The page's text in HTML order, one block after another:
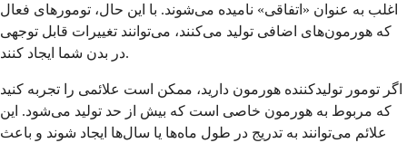
اغلب به عنوان «اتفاقی» نامیده می‌شوند. با این حال، تومورهای فعال
که هورمون‌های اضافی تولید می‌کنند، می‌توانند تغییرات قابل توجهی
در بدن شما ایجاد کنند.
اگر تومور تولیدکننده هورمون دارید، ممکن است علائمی را تجربه کنید
که مربوط به هورمون خاصی است که بیش از حد تولید می‌شود. این
علائم می‌توانند به تدریج در طول ماه‌ها یا سال‌ها ایجاد شوند و باعث